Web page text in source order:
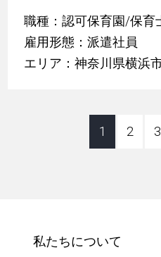
職種：認可保育園/保育
雇用形態：派遣社員
エリア：神奈川県横浜
1 2 3
私たちについて